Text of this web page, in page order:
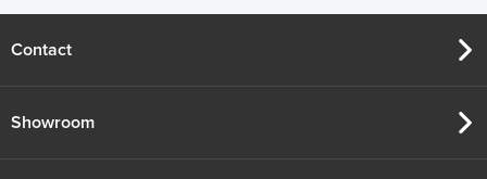
Spuitbus, 500ml
Contact
Showroom